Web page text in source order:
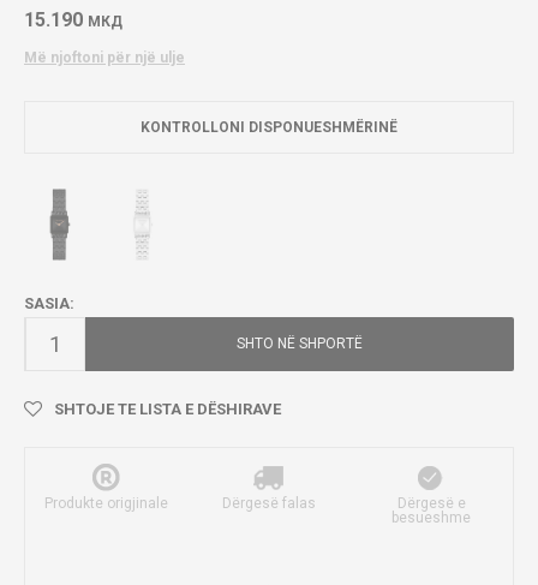
15.190 МКД
Më njoftoni për një ulje
KONTROLLONI DISPONUESHMËRINË
SASIA:
SHTO NË SHPORTË
SHTOJE TE LISTA E DËSHIRAVE
Produkte origjinale Dërgesë falas
Dërgesë e
besueshme